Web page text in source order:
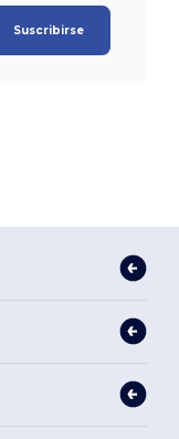
Suscribirse